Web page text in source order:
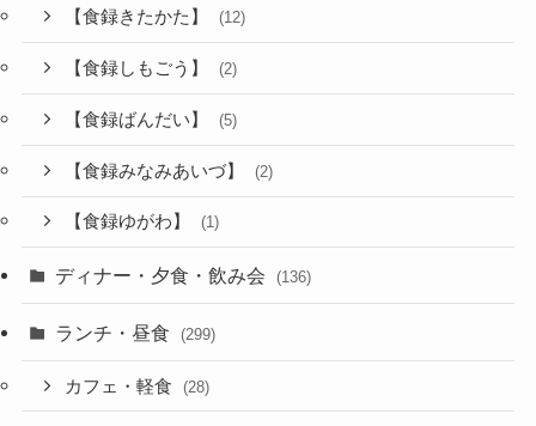
【食録きたかた】 (12)
【食録しもごう】 (2)
【食録ばんだい】 (5)
【食録みなみあいづ】 (2)
【食録ゆがわ】 (1)
ディナー・夕食・飲み会 (136)
ランチ・昼食 (299)
カフェ・軽食 (28)